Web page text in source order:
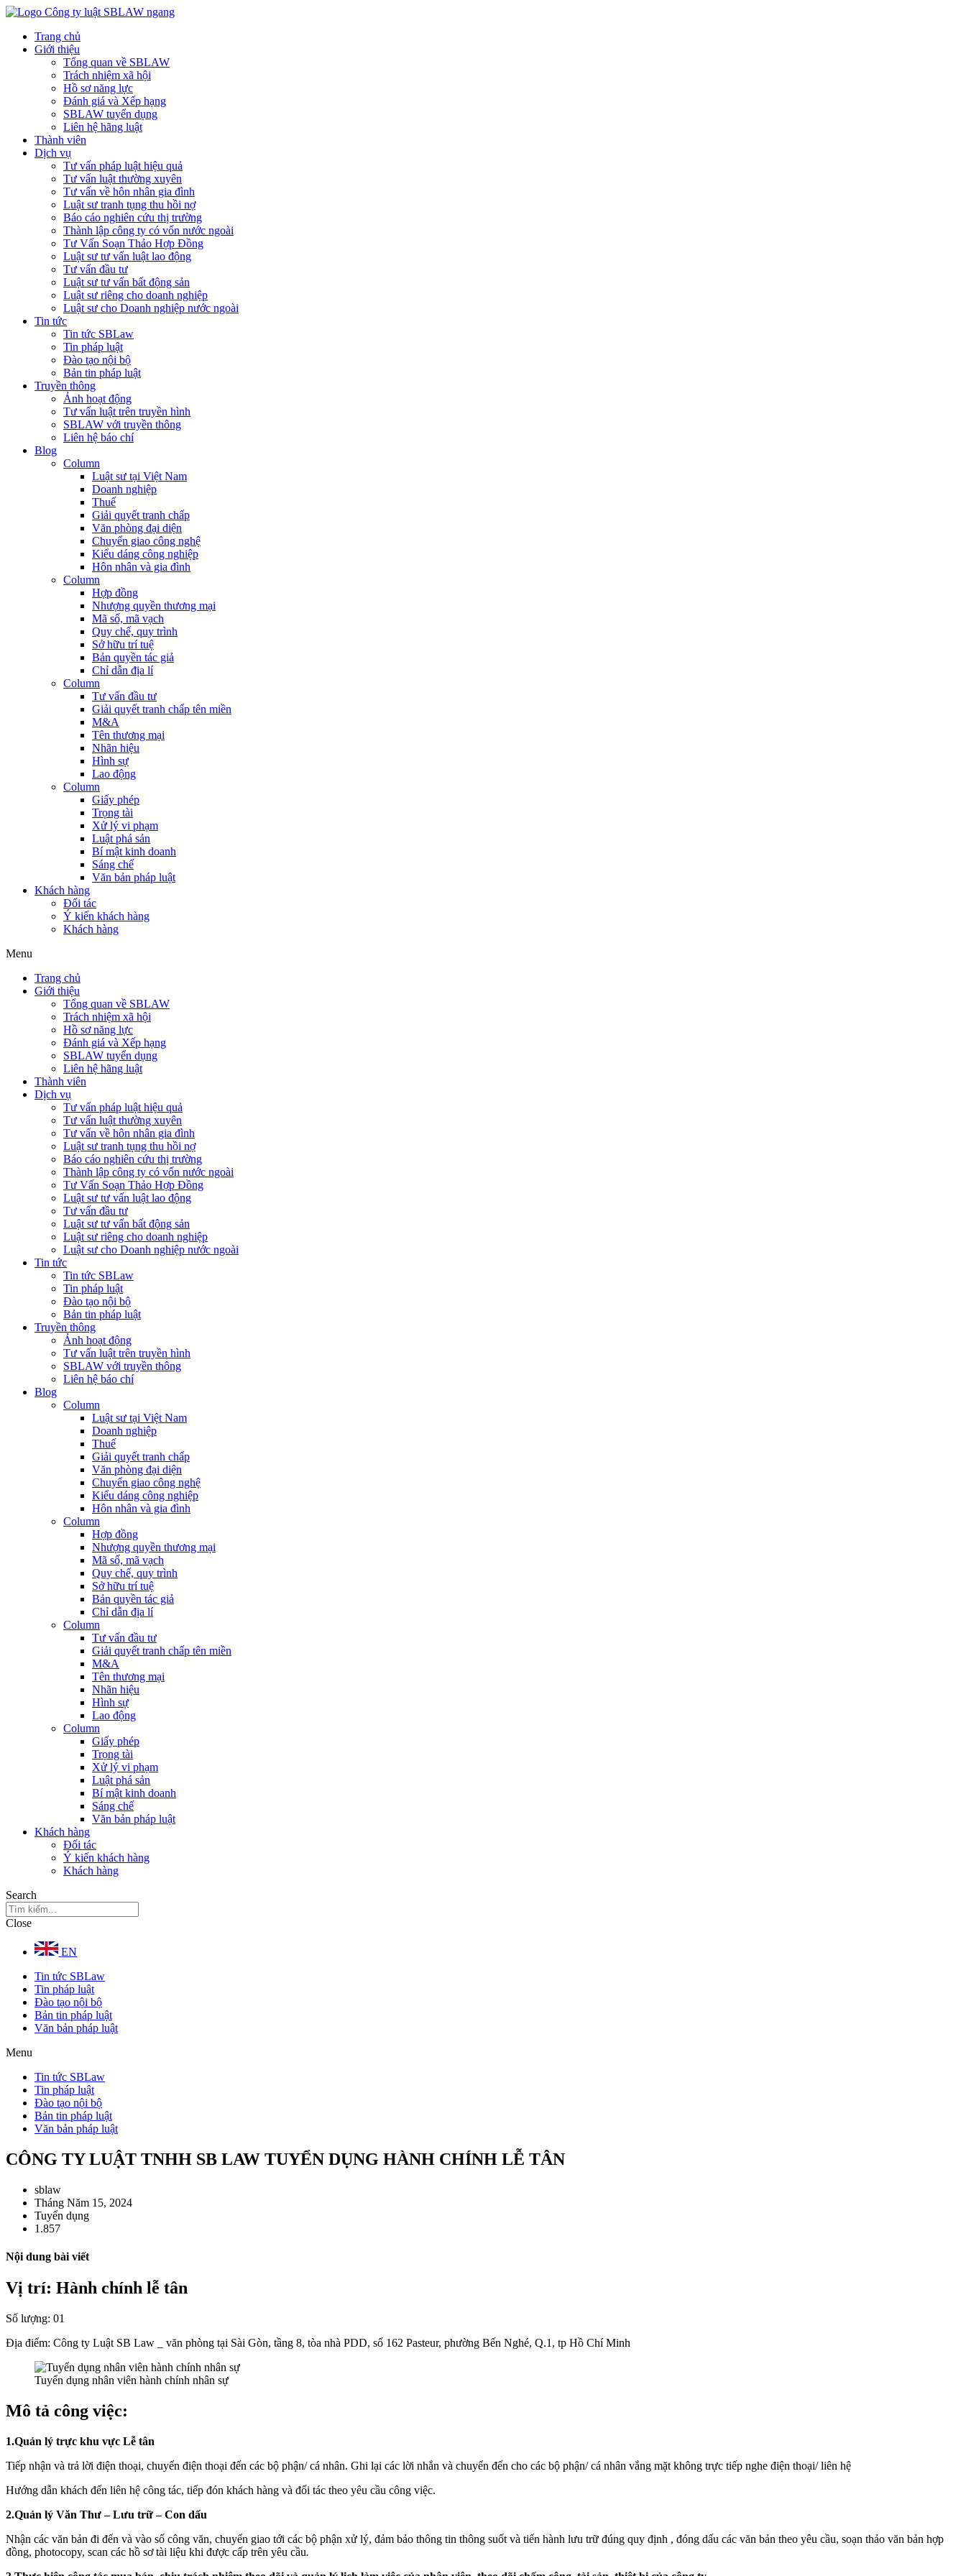
Trang chủ
Giới thiệu
Tổng quan về SBLAW
Trách nhiệm xã hội
Hồ sơ năng lực
Đánh giá và Xếp hạng
SBLAW tuyển dụng
Liên hệ hãng luật
Thành viên
Dịch vụ
Tư vấn pháp luật hiệu quả
Tư vấn luật thường xuyên
Tư vấn về hôn nhân gia đình
Luật sư tranh tụng thu hồi nợ
Báo cáo nghiên cứu thị trường
Thành lập công ty có vốn nước ngoài
Tư Vấn Soạn Thảo Hợp Đồng
Luật sư tư vấn luật lao động
Tư vấn đầu tư
Luật sư tư vấn bất động sản
Luật sư riêng cho doanh nghiệp
Luật sư cho Doanh nghiệp nước ngoài
Tin tức
Tin tức SBLaw
Tin pháp luật
Đào tạo nội bộ
Bản tin pháp luật
Truyền thông
Ảnh hoạt động
Tư vấn luật trên truyền hình
SBLAW với truyền thông
Liên hệ báo chí
Blog
Column
Luật sư tại Việt Nam
Doanh nghiệp
Thuế
Giải quyết tranh chấp
Văn phòng đại diện
Chuyển giao công nghệ
Kiểu dáng công nghiệp
Hôn nhân và gia đình
Column
Hợp đồng
Nhượng quyền thương mại
Mã số, mã vạch
Quy chế, quy trình
Sở hữu trí tuệ
Bản quyền tác giả
Chỉ dẫn địa lí
Column
Tư vấn đầu tư
Giải quyết tranh chấp tên miền
M&A
Tên thương mại
Nhãn hiệu
Hình sự
Lao động
Column
Giấy phép
Trọng tài
Xử lý vi phạm
Luật phá sản
Bí mật kinh doanh
Sáng chế
Văn bản pháp luật
Khách hàng
Đối tác
Ý kiến khách hàng
Khách hàng
Menu
Trang chủ
Giới thiệu
Tổng quan về SBLAW
Trách nhiệm xã hội
Hồ sơ năng lực
Đánh giá và Xếp hạng
SBLAW tuyển dụng
Liên hệ hãng luật
Thành viên
Dịch vụ
Tư vấn pháp luật hiệu quả
Tư vấn luật thường xuyên
Tư vấn về hôn nhân gia đình
Luật sư tranh tụng thu hồi nợ
Báo cáo nghiên cứu thị trường
Thành lập công ty có vốn nước ngoài
Tư Vấn Soạn Thảo Hợp Đồng
Luật sư tư vấn luật lao động
Tư vấn đầu tư
Luật sư tư vấn bất động sản
Luật sư riêng cho doanh nghiệp
Luật sư cho Doanh nghiệp nước ngoài
Tin tức
Tin tức SBLaw
Tin pháp luật
Đào tạo nội bộ
Bản tin pháp luật
Truyền thông
Ảnh hoạt động
Tư vấn luật trên truyền hình
SBLAW với truyền thông
Liên hệ báo chí
Blog
Column
Luật sư tại Việt Nam
Doanh nghiệp
Thuế
Giải quyết tranh chấp
Văn phòng đại diện
Chuyển giao công nghệ
Kiểu dáng công nghiệp
Hôn nhân và gia đình
Column
Hợp đồng
Nhượng quyền thương mại
Mã số, mã vạch
Quy chế, quy trình
Sở hữu trí tuệ
Bản quyền tác giả
Chỉ dẫn địa lí
Column
Tư vấn đầu tư
Giải quyết tranh chấp tên miền
M&A
Tên thương mại
Nhãn hiệu
Hình sự
Lao động
Column
Giấy phép
Trọng tài
Xử lý vi phạm
Luật phá sản
Bí mật kinh doanh
Sáng chế
Văn bản pháp luật
Khách hàng
Đối tác
Ý kiến khách hàng
Khách hàng
Search
Close
EN
Tin tức SBLaw
Tin pháp luật
Đào tạo nội bộ
Bản tin pháp luật
Văn bản pháp luật
Menu
Tin tức SBLaw
Tin pháp luật
Đào tạo nội bộ
Bản tin pháp luật
Văn bản pháp luật
CÔNG TY LUẬT TNHH SB LAW TUYỂN DỤNG HÀNH CHÍNH LỄ TÂN
sblaw
Tháng Năm 15, 2024
Tuyển dụng
1.857
Nội dung bài viết
Vị trí: Hành chính lễ tân
Số lượng: 01
Địa điểm: Công ty Luật SB Law _ văn phòng tại Sài Gòn, tầng 8, tòa nhà PDD, số 162 Pasteur, phường Bến Nghé, Q.1, tp Hồ Chí Minh
Tuyển dụng nhân viên hành chính nhân sự
Mô tả công việc:
1.Quản lý trực khu vực Lễ tân
Tiếp nhận và trả lời điện thoại, chuyển điện thoại đến các bộ phận/ cá nhân. Ghi lại các lời nhắn và chuyển đến cho các bộ phận/ cá nhân vắng mặt không trực tiếp nghe điện thoại/ liên hệ
Hướng dẫn khách đến liên hệ công tác, tiếp đón khách hàng và đối tác theo yêu cầu công việc.
2.Quản lý Văn Thư – Lưu trữ – Con dấu
Nhận các văn bản đi đến và vào số công văn, chuyển giao tới các bộ phận xử lý, đảm bảo thông tin thông suốt và tiến hành lưu trữ đúng quy định , đóng dấu các văn bản theo yêu cầu, soạn thảo văn bản hợp
đồng, photocopy, scan các hồ sơ tài liệu khi được cấp trên yêu cầu.